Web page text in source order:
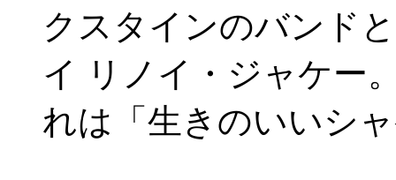
クスタインのバンド
イ リノイ・ジャケー
れは「生きのいいシ